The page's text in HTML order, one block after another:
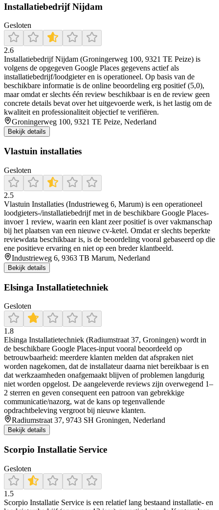
Installatiebedrijf Nijdam
Gesloten
2.6
Installatiebedrijf Nijdam (Groningerweg 100, 9321 TE Peize) is
volgens de opgegeven Google Places gegevens actief als
installatiebedrijf/loodgieter en is operationeel. Op basis van de
beschikbare informatie is de online beoordeling erg positief (5,0),
maar omdat er slechts één review beschikbaar is en de review geen
concrete details bevat over het uitgevoerde werk, is het lastig om de
kwaliteit en professionaliteit objectief te verifiëren.
Groningerweg 100, 9321 TE Peize, Nederland
Bekijk details
Vlastuin installaties
Gesloten
2.5
Vlastuin Installaties (Industrieweg 6, Marum) is een operationeel
loodgieters-/installatiebedrijf met in de beschikbare Google Places-
invoer 1 review, waarin een klant zeer positief is over vakmanschap
bij het plaatsen van een nieuwe cv-ketel. Omdat er slechts beperkte
reviewdata beschikbaar is, is de beoordeling vooral gebaseerd op die
ene positieve ervaring en niet op een breder klantbeeld.
Industrieweg 6, 9363 TB Marum, Nederland
Bekijk details
Elsinga Installatietechniek
Gesloten
1.8
Elsinga Installatietechniek (Radiumstraat 37, Groningen) wordt in
de beschikbare Google Places-input vooral beoordeeld op
betrouwbaarheid: meerdere klanten melden dat afspraken niet
worden nagekomen, dat de installateur daarna niet bereikbaar is en
dat werkzaamheden onafgemaakt blijven of problemen langdurig
niet worden opgelost. De aangeleverde reviews zijn overwegend 1–
2 sterren en geven consequent een patroon van gebrekkige
communicatie/nazorg, wat de kans op tegenvallende
opdrachtbeleving vergroot bij nieuwe klanten.
Radiumstraat 37, 9743 SH Groningen, Nederland
Bekijk details
Scorpio Installatie Service
Gesloten
1.5
Scorpio Installatie Service is een relatief lang bestaand installatie‑ en